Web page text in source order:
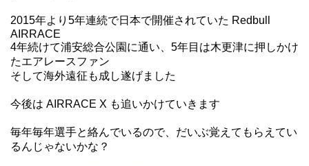
2015年より5年連続で日本で開催されていた Redbull
AIRRACE
4年続けて浦安総合公園に通い、5年目は木更津に押しかけ
たエアレースファン
そして海外遠征も成し遂げました
今後は AIRRACE X も追いかけていきます
毎年毎年選手と絡んでいるので、だいぶ覚えてもらえてい
るんじゃないかな？